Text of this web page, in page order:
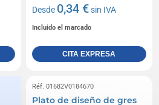
Desde 0,34 €sin IVA
Incluido el marcado
CITA EXPRESA
Réf. 01682V0184670
Plato de diseño de gres